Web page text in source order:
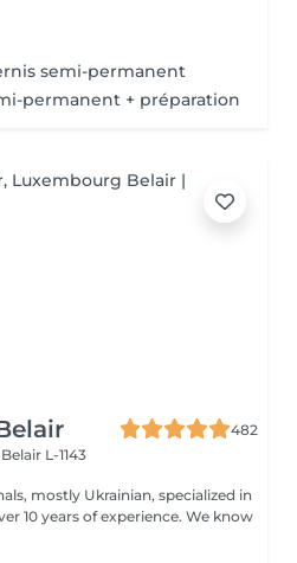
semi-permanent
permanent + préparation
482
L-1143
mostly Ukrainian, specialized in
of experience. We know